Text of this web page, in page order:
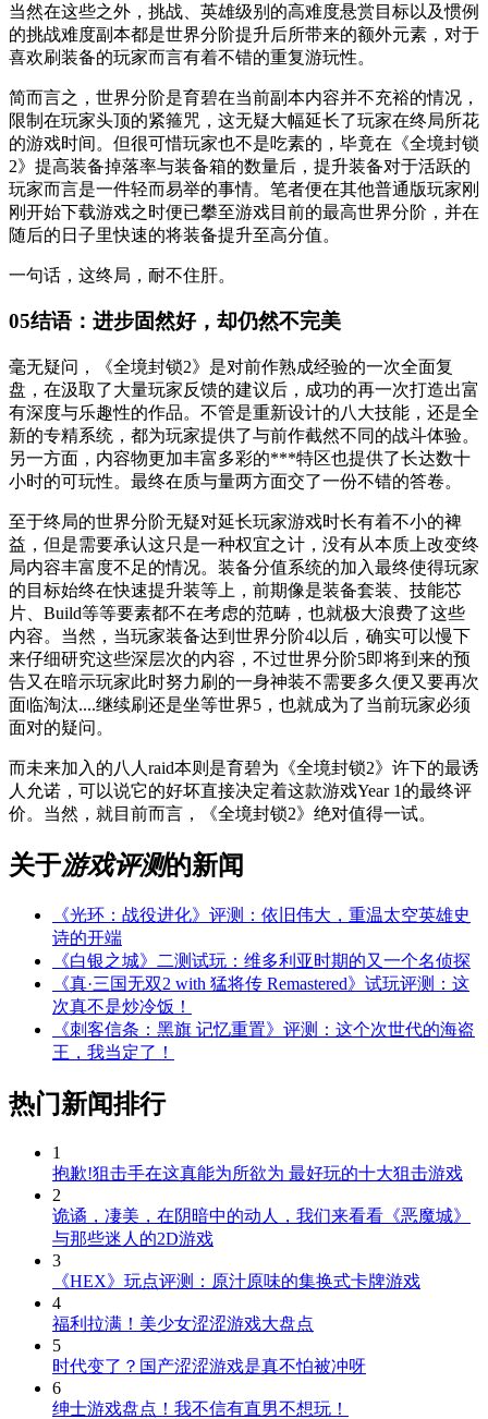
当然在这些之外，挑战、英雄级别的高难度悬赏目标以及惯例
的挑战难度副本都是世界分阶提升后所带来的额外元素，对于
喜欢刷装备的玩家而言有着不错的重复游玩性。
简而言之，世界分阶是育碧在当前副本内容并不充裕的情况，
限制在玩家头顶的紧箍咒，这无疑大幅延长了玩家在终局所花
的游戏时间。但很可惜玩家也不是吃素的，毕竟在《全境封锁
2》提高装备掉落率与装备箱的数量后，提升装备对于活跃的
玩家而言是一件轻而易举的事情。笔者便在其他普通版玩家刚
刚开始下载游戏之时便已攀至游戏目前的最高世界分阶，并在
随后的日子里快速的将装备提升至高分值。
一句话，这终局，耐不住肝。
05结语：进步固然好，却仍然不完美
毫无疑问，《全境封锁2》是对前作熟成经验的一次全面复
盘，在汲取了大量玩家反馈的建议后，成功的再一次打造出富
有深度与乐趣性的作品。不管是重新设计的八大技能，还是全
新的专精系统，都为玩家提供了与前作截然不同的战斗体验。
另一方面，内容物更加丰富多彩的***特区也提供了长达数十
小时的可玩性。最终在质与量两方面交了一份不错的答卷。
至于终局的世界分阶无疑对延长玩家游戏时长有着不小的裨
益，但是需要承认这只是一种权宜之计，没有从本质上改变终
局内容丰富度不足的情况。装备分值系统的加入最终使得玩家
的目标始终在快速提升装等上，前期像是装备套装、技能芯
片、Build等等要素都不在考虑的范畴，也就极大浪费了这些
内容。当然，当玩家装备达到世界分阶4以后，确实可以慢下
来仔细研究这些深层次的内容，不过世界分阶5即将到来的预
告又在暗示玩家此时努力刷的一身神装不需要多久便又要再次
面临淘汰....继续刷还是坐等世界5，也就成为了当前玩家必须
面对的疑问。
而未来加入的八人raid本则是育碧为《全境封锁2》许下的最诱
人允诺，可以说它的好坏直接决定着这款游戏Year 1的最终评
价。当然，就目前而言，《全境封锁2》绝对值得一试。
关于游戏评测的新闻
《光环：战役进化》评测：依旧伟大，重温太空英雄史
诗的开端
《白银之城》二测试玩：维多利亚时期的又一个名侦探
《真·三国无双2 with 猛将传 Remastered》试玩评测：这
次真不是炒冷饭！
《刺客信条：黑旗 记忆重置》评测：这个次世代的海盗
王，我当定了！
热门新闻排行
1
抱歉!狙击手在这真能为所欲为 最好玩的十大狙击游戏
2
诡谲，凄美，在阴暗中的动人，我们来看看《恶魔城》
与那些迷人的2D游戏
3
《HEX》玩点评测：原汁原味的集换式卡牌游戏
4
福利拉满！美少女涩涩游戏大盘点
5
时代变了？国产涩涩游戏是真不怕被冲呀
6
绅士游戏盘点！我不信有直男不想玩！